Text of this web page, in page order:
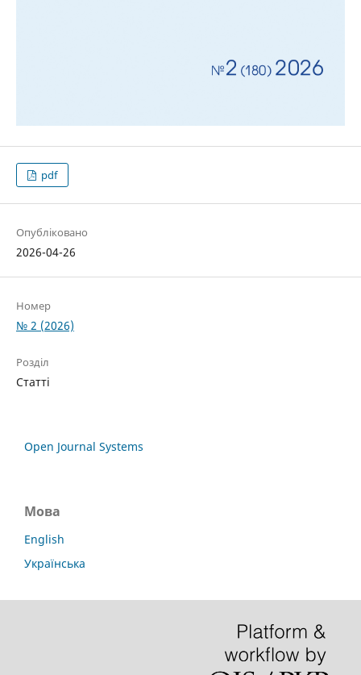
pdf
Опубліковано
2026-04-26
Номер
№ 2 (2026)
Розділ
Статті
Open Journal Systems
Мова
English
Українська